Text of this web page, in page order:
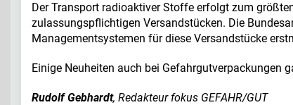
Der Transport radioaktiver Stoffe erfolgt zum
zulassungspflichtigen Versandstücken. Die
Managementsystemen für diese Versandstücke
Einige Neuheiten auch bei Gefahrgutverpackungen
Rudolf Gebhardt, Redakteur fokus GEFAHR/GUT